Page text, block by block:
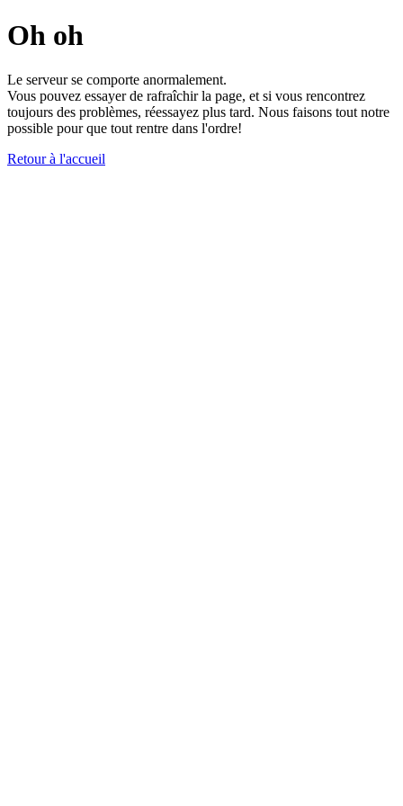
Oh oh
Le serveur se comporte anormalement.
Vous pouvez essayer de rafraîchir la page, et si vous rencontrez
toujours des problèmes, réessayez plus tard. Nous faisons tout notre
possible pour que tout rentre dans l'ordre!
Retour à l'accueil